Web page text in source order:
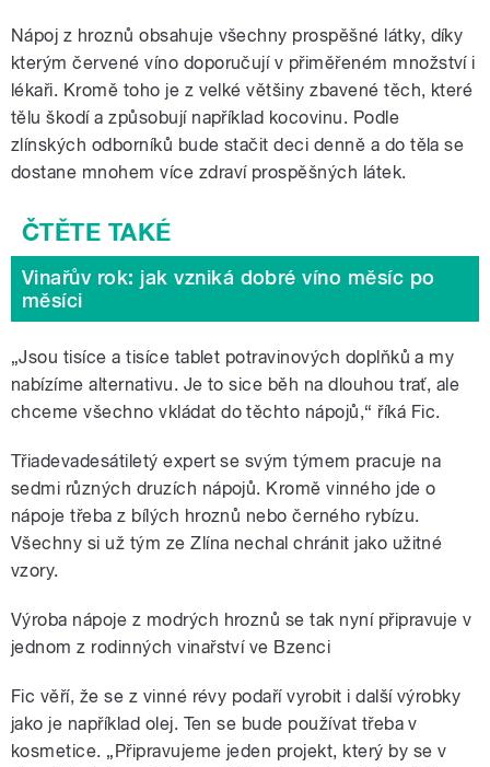
Nápoj z hroznů obsahuje všechny prospěšné látky, díky
kterým červené víno doporučují v přiměřeném množství i
lékaři. Kromě toho je z velké většiny zbavené těch, které
tělu škodí a způsobují například kocovinu. Podle
zlínských odborníků bude stačit deci denně a do těla se
dostane mnohem více zdraví prospěšných látek.
Vinařův rok: jak vzniká dobré víno měsíc po
měsíci
„Jsou tisíce a tisíce tablet potravinových doplňků a my
nabízíme alternativu. Je to sice běh na dlouhou trať, ale
chceme všechno vkládat do těchto nápojů,“ říká Fic.
Třiadevadesátiletý expert se svým týmem pracuje na
sedmi různých druzích nápojů. Kromě vinného jde o
nápoje třeba z bílých hroznů nebo černého rybízu.
Všechny si už tým ze Zlína nechal chránit jako užitné
vzory.
Výroba nápoje z modrých hroznů se tak nyní připravuje v
jednom z rodinných vinařství ve Bzenci
Fic věří, že se z vinné révy podaří vyrobit i další výrobky
jako je například olej. Ten se bude používat třeba v
kosmetice. „Připravujeme jeden projekt, který by se v